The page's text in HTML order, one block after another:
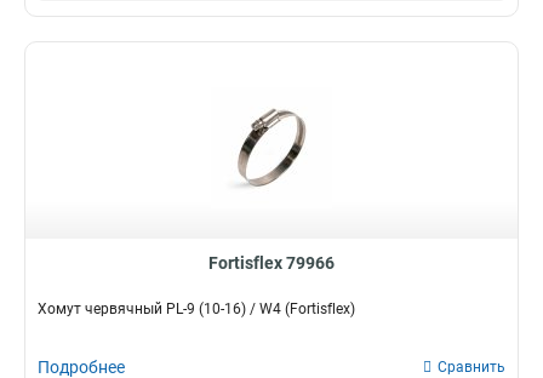
Fortisflex 79966
Хомут червячный PL-9 (10-16) / W4 (Fortisflex)
Подробнее Сравнить